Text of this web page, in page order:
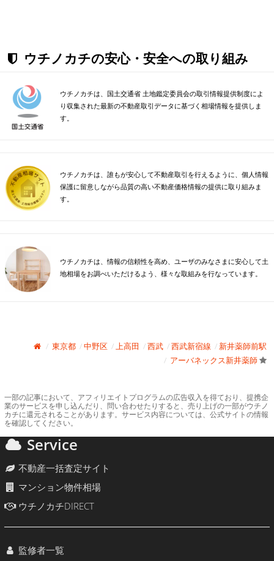
ウチノカチの安心・安全への取り組み
ウチノカチは、国土交通省 土地鑑定委員会の取引情報提供制度によ
り収集された最新の不動産取引データに基づく相場情報を提供しま
す。
ウチノカチは、誰もが安心して不動産取引を行えるように、個人情報
保護に留意しながら品質の高い不動産価格情報の提供に取り組みま
す。
ウチノカチは、情報の信頼性を高め、ユーザのみなさまに安心して土
地相場をお調べいただけるよう、様々な取組みを行なっています。
東京都 中野区 上高田 西武 西武新宿線
新井薬師前駅
アーバネックス新井薬師
一部の記事において、アフィリエイトプログラムの広告収入を得ており、提携企
業のサービスを申し込んだり、問い合わせたりすると、売り上げの一部がウチノ
カチに還元されることがあります。サービス内容については、公式サイトの情報
を確認してください。
Service
不動産一括査定サイト
マンション物件相場
ウチノカチDIRECT
監修者一覧